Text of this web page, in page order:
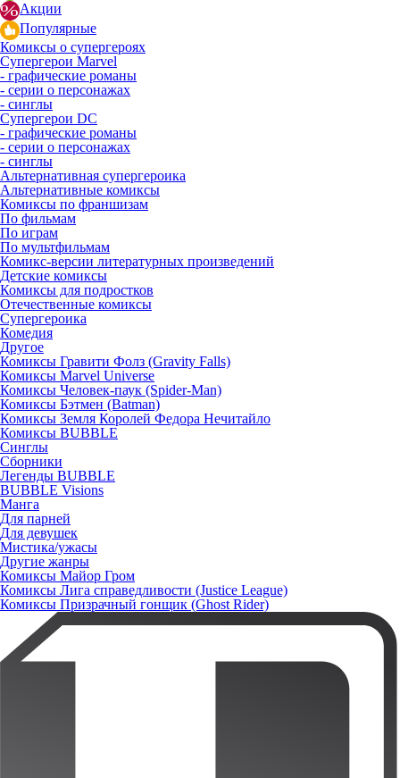
Акции
Популярные
Комиксы о супергероях
Супергерои Marvel
- графические романы
- серии о персонажах
- синглы
Супергерои DC
- графические романы
- серии о персонажах
- синглы
Альтернативная супергероика
Альтернативные комиксы
Комиксы по франшизам
По фильмам
По играм
По мультфильмам
Комикс-версии литературных произведений
Детские комиксы
Комиксы для подростков
Отечественные комиксы
Супергероика
Комедия
Другое
Комиксы Гравити Фолз (Gravity Falls)
Комиксы Marvel Universe
Комиксы Человек-паук (Spider-Man)
Комиксы Бэтмен (Batman)
Комиксы Земля Королей Федора Нечитайло
Комиксы BUBBLE
Синглы
Сборники
Легенды BUBBLE
BUBBLE Visions
Манга
Для парней
Для девушек
Мистика/ужасы
Другие жанры
Комиксы Майор Гром
Комиксы Лига справедливости (Justice League)
Комиксы Призрачный гонщик (Ghost Rider)